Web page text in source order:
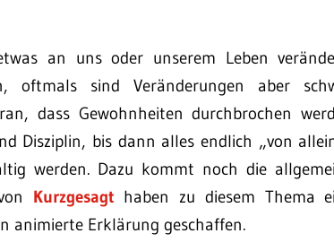
an uns oder unserem Leben
oftmals sind Veränderungen aber
dass Gewohnheiten durchbrochen
Disziplin, bis dann alles endlich „von
werden. Dazu kommt noch die
Kurzgesagt haben zu diesem Thema
animierte Erklärung geschaffen.